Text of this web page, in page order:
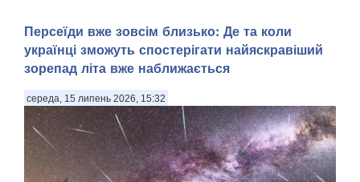
Персеїди вже зовсім близько: Де та коли
українці зможуть спостерігати найяскравіший
зорепад літа вже наближається
середа, 15 липень 2026, 15:32